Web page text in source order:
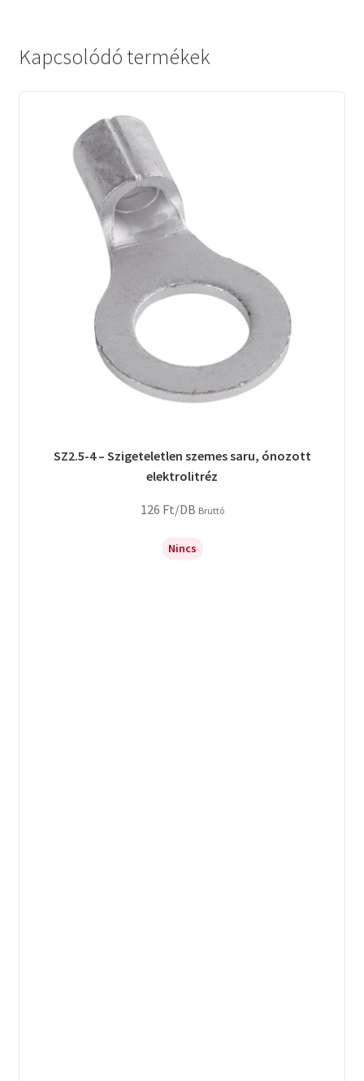
Kapcsolódó termékek
SZ2.5-4 – Szigeteletlen szemes saru, ónozott
elektrolitréz
126 Ft/DB Bruttó
Nincs